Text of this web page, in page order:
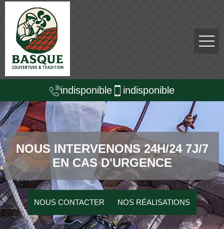
indisponible indisponible
NOUS INTERVENONS 24H/24 7J/7
EN CAS D'URGENCE
NOUS CONTACTER NOS RÉALISATIONS